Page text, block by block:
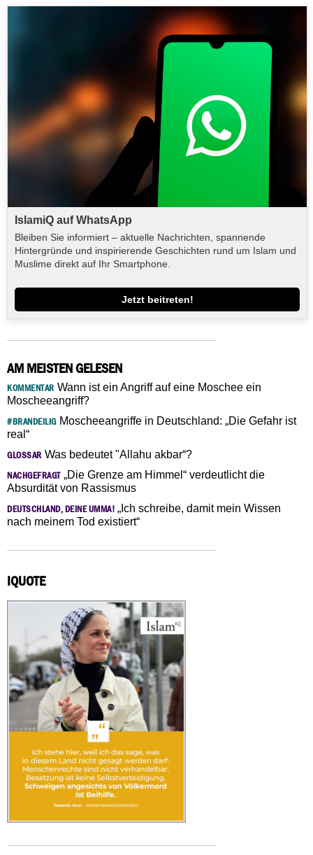
IslamiQ auf WhatsApp
Bleiben Sie informiert – aktuelle Nachrichten, spannende
Hintergründe und inspirierende Geschichten rund um Islam und
Muslime direkt auf Ihr Smartphone.
Jetzt beitreten!
AM MEISTEN GELESEN
KOMMENTAR Wann ist ein Angriff auf eine Moschee ein
Moscheeangriff?
#BRANDEILIGMoscheeangriffe in Deutschland: „Die Gefahr ist
real“
GLOSSAR Was bedeutet "Allahu akbar“?
NACHGEFRAGT„Die Grenze am Himmel“ verdeutlicht die
Absurdität von Rassismus
DEUTSCHLAND, DEINE UMMA! „Ich schreibe, damit mein Wissen
nach meinem Tod existiert“
IQUOTE